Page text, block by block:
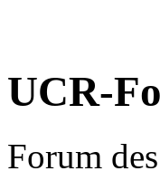
UCR-
Forum